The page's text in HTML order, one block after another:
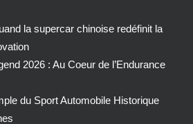
la supercar chinoise redéfinit la
2026 : Au Coeur de l’Endurance
du Sport Automobile Historique